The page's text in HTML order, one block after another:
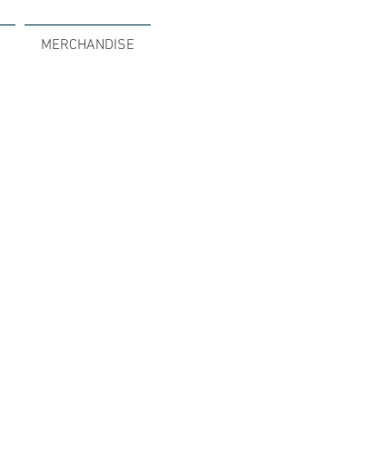
MERCHANDISE